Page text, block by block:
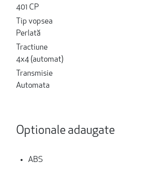
401 CP
Tip vopsea
Perlată
Tractiune
4x4 (automat)
Transmisie
Automata
Optionale adaugate
ABS